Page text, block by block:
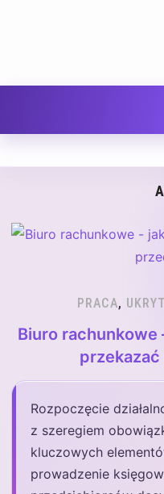
PRACA,
Biuro rachunkowe
Rozpoczęcie
z szeregiem
kluczowych
prowadzenie